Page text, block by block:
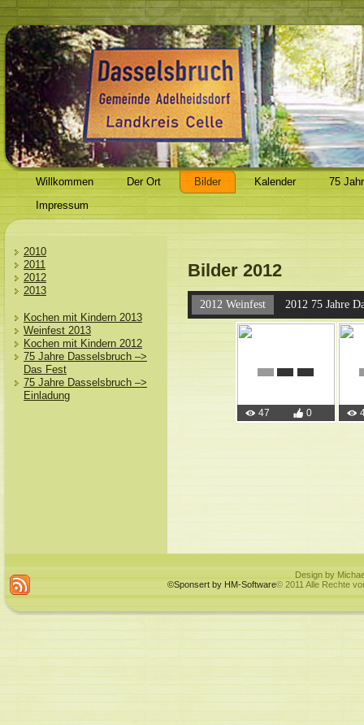
Willkommen Der Ort Bilder Kalender
75
Impressum
2010
2011
2012
2013
Kochen mit Kindern 2013
Weinfest 2013
Kochen mit Kindern 2012
75 Jahre Dasselsbruch –>
Das Fest
75 Jahre Dasselsbruch –>
Einladung
Bilder 2012
2012 Weinfest 2012 75 Jahre
47 0
Design by
©Sponsert by HM-Software© 2011 Alle Rechte